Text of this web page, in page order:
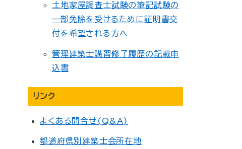
土地家屋調査士試験の筆記試験の
一部免除を受けるために証明書交
付を希望される方へ
管理建築士講習修了履歴の記載申
込書
リンク
よくある問合せ(Q&A)
都道府県別建築士会所在地